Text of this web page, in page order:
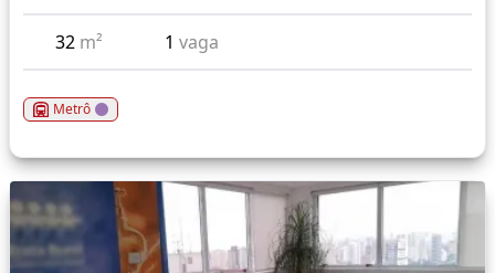
32 m² 1 vaga
Metrô